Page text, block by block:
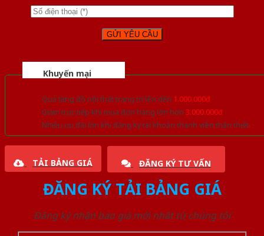
Khuyến mại
Quà tặng đồ nội thất trang trí lên đến 1.000.000đ
Giảm trực tiếp khi mua đơn hàng lớn hơn 3.000.000đ
Nhiều ưu đãi lớn khi đăng ký tài khoản thành viên thân thiết
TẢI BẢNG GIÁ ĐĂNG KÝ TƯ VẤN
ĐĂNG KÝ TẢI BẢNG GIÁ
Đăng ký nhận báo giá mới nhất từ chúng tôi